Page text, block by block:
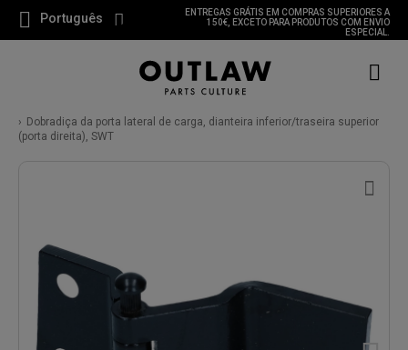
Português
ENTREGAS GRÁTIS EM COMPRAS SUPERIORES A
150€, EXCETO PARA PRODUTOS COM ENVIO
ESPECIAL.
Dobradiça da porta lateral de carga, dianteira inferior/traseira superior
(porta direita), SWT